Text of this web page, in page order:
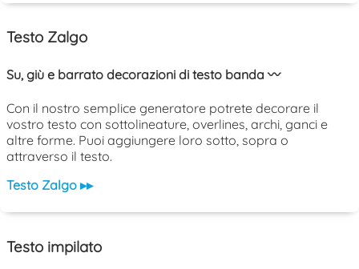
Testo Zalgo
Su, giù e barrato decorazioni di testo banda 〰️
Con il nostro semplice generatore potrete decorare il
vostro testo con sottolineature, overlines, archi, ganci e
altre forme. Puoi aggiungere loro sotto, sopra o
attraverso il testo.
Testo Zalgo ▸▸
Testo impilato